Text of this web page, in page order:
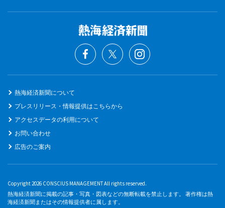
熱海経済新聞について
プレスリリース・情報提供はこちらから
アクセスデータの利用について
お問い合わせ
広告のご案内
Copyright 2026 CONSCIUS MANAGEMENT All rights reserved.
熱海経済新聞に掲載の記事・写真・図表などの無断転載を禁止します。 著作権は熱
海経済新聞またはその情報提供者に属します。